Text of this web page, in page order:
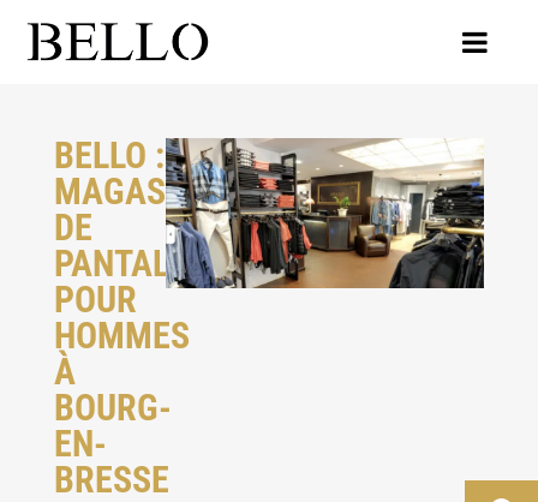
BELLO :
MAGASIN
DE
PANTALONS
POUR
HOMMES
À
BOURG-
EN-
BRESSE